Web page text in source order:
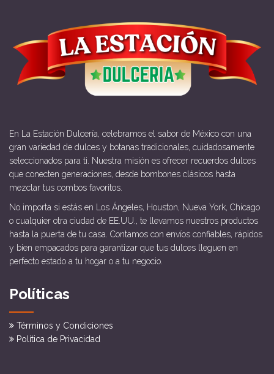
En La Estación Dulcería, celebramos el sabor de México con una
gran variedad de dulces y botanas tradicionales, cuidadosamente
seleccionados para ti. Nuestra misión es ofrecer recuerdos dulces
que conecten generaciones, desde bombones clásicos hasta
mezclar tus combos favoritos.
No importa si estás en Los Ángeles, Houston, Nueva York, Chicago
o cualquier otra ciudad de EE.UU., te llevamos nuestros productos
hasta la puerta de tu casa. Contamos con envíos confiables, rápidos
y bien empacados para garantizar que tus dulces lleguen en
perfecto estado a tu hogar o a tu negocio.
Políticas
Términos y Condiciones
Política de Privacidad